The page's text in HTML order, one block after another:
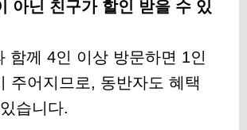
아닌 친구가 할인 받을 수 있
함께 4인 이상 방문하면 1인
주어지므로, 동반자도 혜택
습니다.